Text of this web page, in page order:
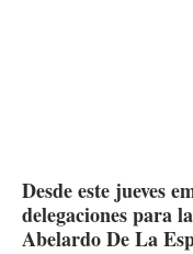
Desde este jueves
delegaciones para
Abelardo De La